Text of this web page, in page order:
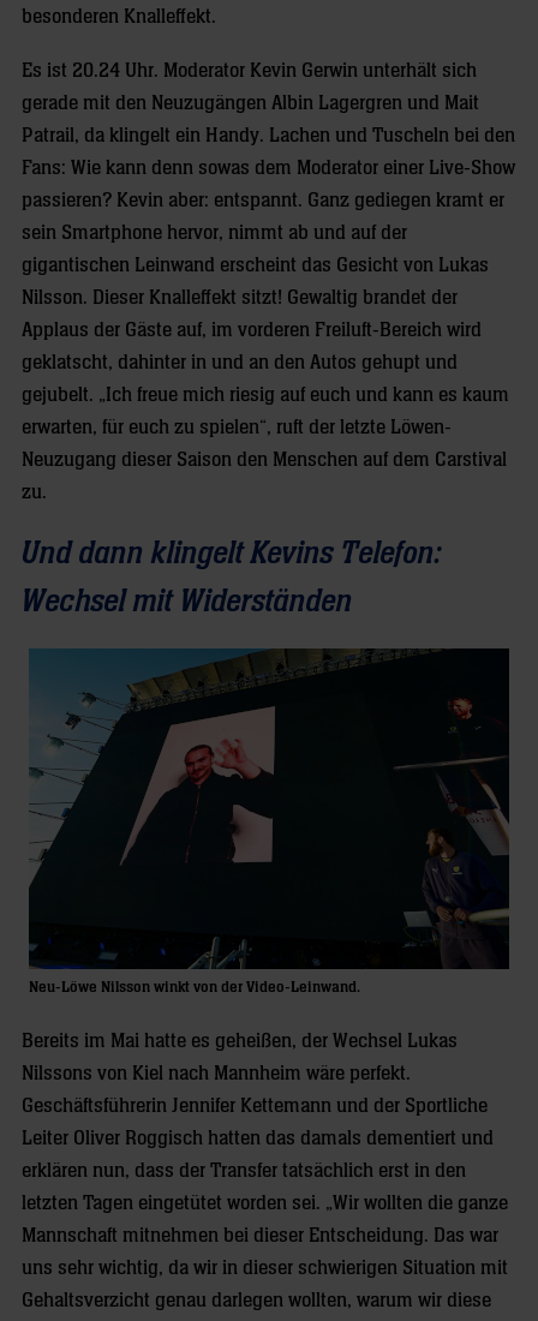
besonderen Knalleffekt.
Es ist 20.24 Uhr. Moderator Kevin Gerwin unterhält sich
gerade mit den Neuzugängen Albin Lagergren und Mait
Patrail, da klingelt ein Handy. Lachen und Tuscheln bei den
Fans: Wie kann denn sowas dem Moderator einer Live-Show
passieren? Kevin aber: entspannt. Ganz gediegen kramt er
sein Smartphone hervor, nimmt ab und auf der
gigantischen Leinwand erscheint das Gesicht von Lukas
Nilsson. Dieser Knalleffekt sitzt! Gewaltig brandet der
Applaus der Gäste auf, im vorderen Freiluft-Bereich wird
geklatscht, dahinter in und an den Autos gehupt und
gejubelt. „Ich freue mich riesig auf euch und kann es kaum
erwarten, für euch zu spielen“, ruft der letzte Löwen-
Neuzugang dieser Saison den Menschen auf dem Carstival
zu.
Und dann klingelt Kevins Telefon:
Wechsel mit Widerständen
Neu-Löwe Nilsson winkt von der Video-Leinwand.
Bereits im Mai hatte es geheißen, der Wechsel Lukas
Nilssons von Kiel nach Mannheim wäre perfekt.
Geschäftsführerin Jennifer Kettemann und der Sportliche
Leiter Oliver Roggisch hatten das damals dementiert und
erklären nun, dass der Transfer tatsächlich erst in den
letzten Tagen eingetütet worden sei. „Wir wollten die ganze
Mannschaft mitnehmen bei dieser Entscheidung. Das war
uns sehr wichtig, da wir in dieser schwierigen Situation mit
Gehaltsverzicht genau darlegen wollten, warum wir diese